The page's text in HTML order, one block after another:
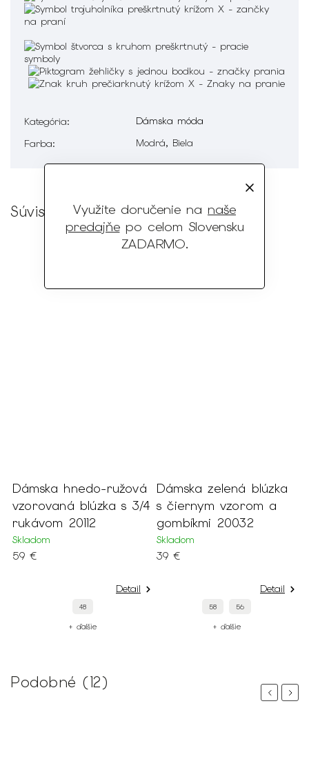
Využite doručenie na naše
predajňepo celom Slovensku
ZADARMO.
Kategória:
Dámska móda
Farba: Modrá, Biela
Súvisiaci tovar
Dámska hnedo-ružová
vzorovaná blúzka s 3/4
rukávom 20112
Skladom
59 €
Detail
48
+ ďalšie
Dámska zelená blúzka
s čiernym vzorom a
gombíkmi 20032
Skladom
39 €
Detail
58 56
+ ďalšie
Podobné (12)
PreviousNext